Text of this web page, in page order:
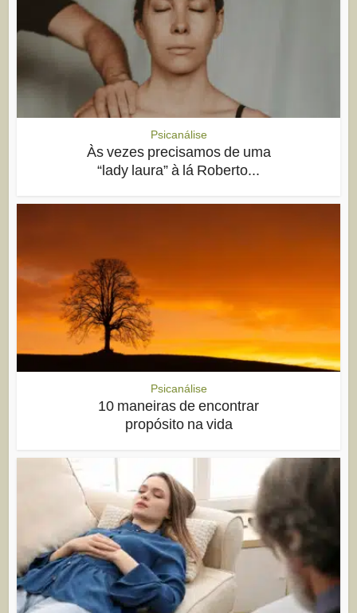
Psicanálise
Às vezes precisamos de uma
“lady laura” à lá Roberto...
Psicanálise
10 maneiras de encontrar
propósito na vida